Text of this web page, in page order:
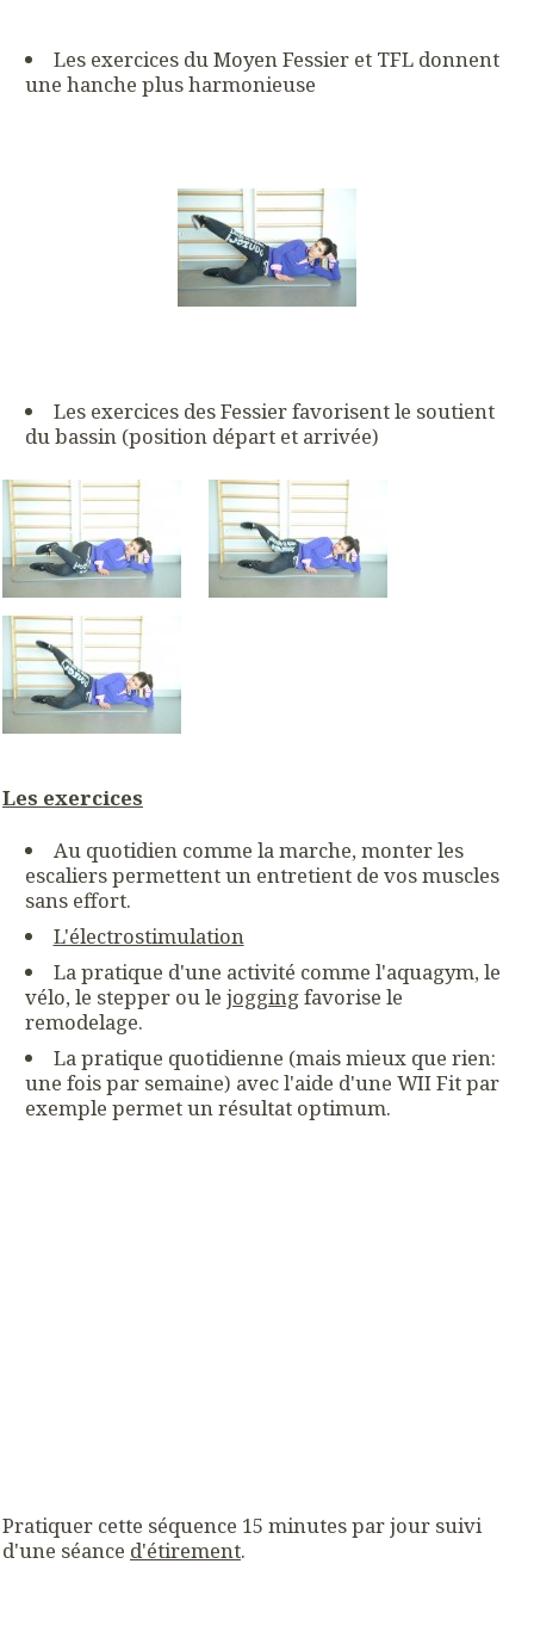
Les exercices du Moyen Fessier et TFL donnent
une hanche plus harmonieuse
Les exercices des Fessier favorisent le soutient
du bassin (position départ et arrivée)
Les exercices
Au quotidien comme la marche, monter les
escaliers permettent un entretient de vos muscles
sans effort.
L'électrostimulation
La pratique d'une activité comme l'aquagym, le
vélo, le stepper ou le joggingfavorise le
remodelage.
La pratique quotidienne (mais mieux que rien:
une fois par semaine) avec l'aide d'une WII Fit par
exemple permet un résultat optimum.
Pratiquer cette séquence 15 minutes par jour suivi
d'une séance d'étirement.